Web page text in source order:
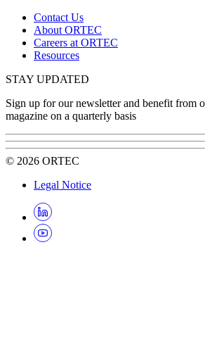
Contact Us
About ORTEC
Careers at ORTEC
Resources
STAY UPDATED
Sign up for our newsletter and benefit from
magazine on a quarterly basis
© 2026 ORTEC
Legal Notice